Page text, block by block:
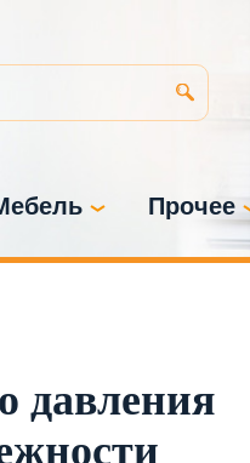
Прочее
давления